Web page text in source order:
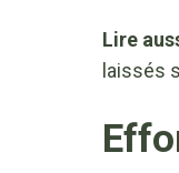
Lire
laissés